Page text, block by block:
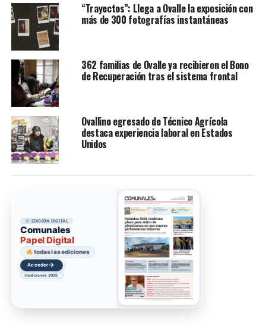
“Trayectos”: Llega a Ovalle la exposición con
más de 300 fotografías instantáneas
362 familias de Ovalle ya recibieron el Bono
de Recuperación tras el sistema frontal
Ovallino egresado de Técnico Agrícola
destaca experiencia laboral en Estados
Unidos
EDICIÓN DIGITAL
Comunales
Papel Digital
todas las ediciones
Acceder→
ediciones 2026